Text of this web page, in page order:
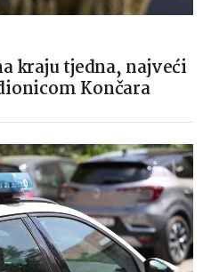
kraju tjedna, najveći
Končara